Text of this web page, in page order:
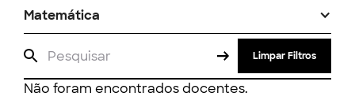
Matemática
Limpar Filtros
Não foram encontrados docentes.